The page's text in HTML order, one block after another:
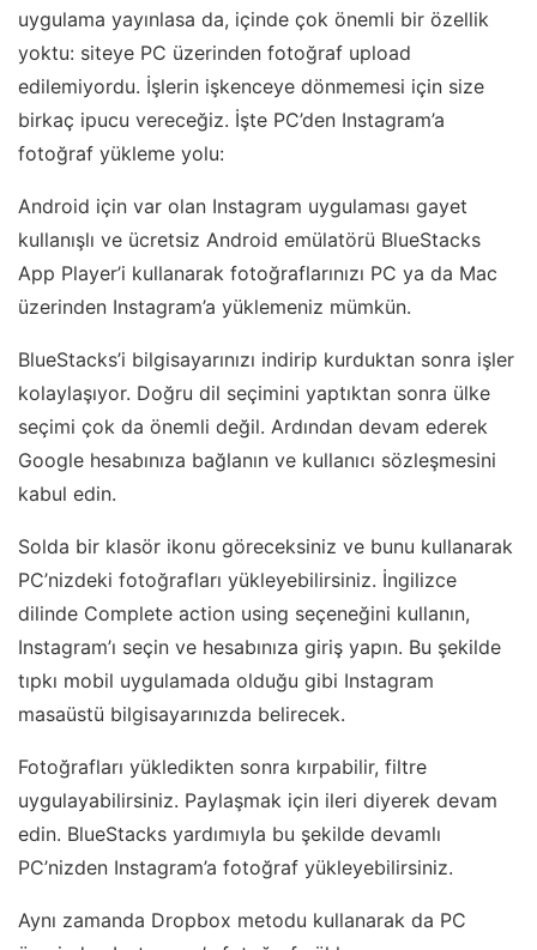
uygulama yayınlasa da, içinde çok önemli bir özellik
yoktu: siteye PC üzerinden fotoğraf upload
edilemiyordu. İşlerin işkenceye dönmemesi için size
birkaç ipucu vereceğiz. İşte PC’den Instagram’a
fotoğraf yükleme yolu:
Android için var olan Instagram uygulaması gayet
kullanışlı ve ücretsiz Android emülatörü BlueStacks
App Player’i kullanarak fotoğraflarınızı PC ya da Mac
üzerinden Instagram’a yüklemeniz mümkün.
BlueStacks’i bilgisayarınızı indirip kurduktan sonra işler
kolaylaşıyor. Doğru dil seçimini yaptıktan sonra ülke
seçimi çok da önemli değil. Ardından devam ederek
Google hesabınıza bağlanın ve kullanıcı sözleşmesini
kabul edin.
Solda bir klasör ikonu göreceksiniz ve bunu kullanarak
PC’nizdeki fotoğrafları yükleyebilirsiniz. İngilizce
dilinde Complete action using seçeneğini kullanın,
Instagram’ı seçin ve hesabınıza giriş yapın. Bu şekilde
tıpkı mobil uygulamada olduğu gibi Instagram
masaüstü bilgisayarınızda belirecek.
Fotoğrafları yükledikten sonra kırpabilir, filtre
uygulayabilirsiniz. Paylaşmak için ileri diyerek devam
edin. BlueStacks yardımıyla bu şekilde devamlı
PC’nizden Instagram’a fotoğraf yükleyebilirsiniz.
Aynı zamanda Dropbox metodu kullanarak da PC